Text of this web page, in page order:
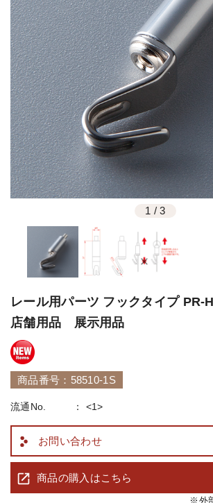
1 /3
レール用パーツ フックタイプ
店舗用品 展示用品
商品番号：58510-1S
流通No. <1>
お問い合わせ
商品の購入はこちら
※外